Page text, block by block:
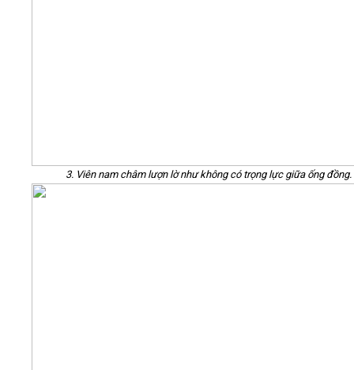
3. Viên nam châm lượn lờ như không có trọng lực giữa ống đồng.